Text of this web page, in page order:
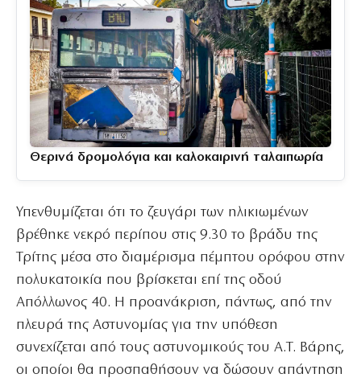
Θερινά δρομολόγια και καλοκαιρινή ταλαιπωρία
Υπενθυμίζεται ότι το ζευγάρι των ηλικιωμένων
βρέθηκε νεκρό περίπου στις 9.30 το βράδυ της
Τρίτης μέσα στο διαμέρισμα πέμπτου ορόφου στην
πολυκατοικία που βρίσκεται επί της οδού
Απόλλωνος 40. Η προανάκριση, πάντως, από την
πλευρά της Αστυνομίας για την υπόθεση
συνεχίζεται από τους αστυνομικούς του Α.Τ. Βάρης,
οι οποίοι θα προσπαθήσουν να δώσουν απάντηση